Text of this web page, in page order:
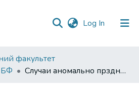
Log In (current)
факультет
БФ
Случаи аномально прздних сроков залегания в зимнюю спячку крапчатых сусликов (Spermophilus suslicus Gйld.)